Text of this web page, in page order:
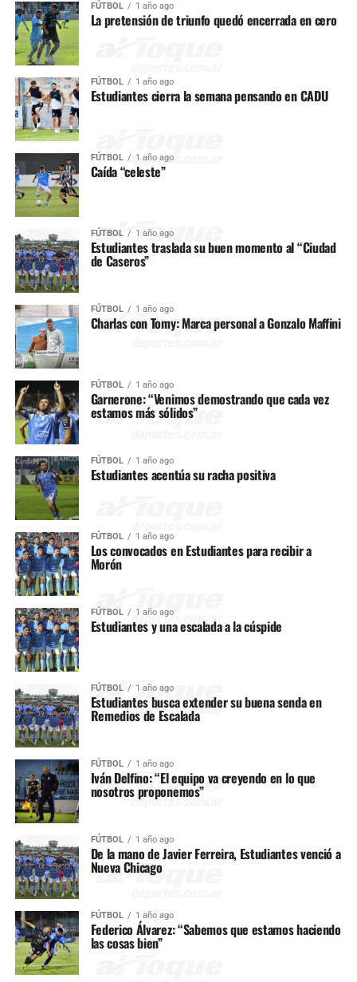
FÚTBOL 1 año ago
La pretensión de triunfo quedó encerrada en cero
FÚTBOL 1 año ago
Estudiantes cierra la semana pensando en CADU
FÚTBOL 1 año ago
Caída “celeste”
FÚTBOL 1 año ago
Estudiantes traslada su buen momento al “Ciudad
de Caseros”
FÚTBOL 1 año ago
Charlas con Tomy: Marca personal a Gonzalo Maffini
FÚTBOL 1 año ago
Garnerone: “Venimos demostrando que cada vez
estamos más sólidos”
FÚTBOL 1 año ago
Estudiantes acentúa su racha positiva
FÚTBOL 1 año ago
Los convocados en Estudiantes para recibir a
Morón
FÚTBOL 1 año ago
Estudiantes y una escalada a la cúspide
FÚTBOL 1 año ago
Estudiantes busca extender su buena senda en
Remedios de Escalada
FÚTBOL 1 año ago
Iván Delfino: “El equipo va creyendo en lo que
nosotros proponemos”
FÚTBOL 1 año ago
De la mano de Javier Ferreira, Estudiantes venció a
Nueva Chicago
FÚTBOL 1 año ago
Federico Álvarez: “Sabemos que estamos haciendo
las cosas bien”